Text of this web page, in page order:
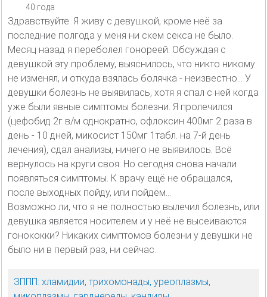
40 года
Здравствуйте. Я живу с девушкой, кроме неё за
последние полгода у меня ни скем секса не было.
Месяц назад я переболел гонореей. Обсуждая с
девушкой эту проблему, выяснилось, что никто никому
не изменял, и откуда взялась болячка - неизвестно... У
девушки болезнь не выявилась, хотя я спал с ней когда
уже были явные симптомы болезни. Я пролечился
(цефобид 2г в/м однократно, офлоксин 400мг 2 раза в
день - 10 дней, микосист 150мг 1табл. на 7-й день
лечения), сдал анализы, ничего не выявилось. Всё
вернулось на круги своя. Но сегодня снова начали
появляться симптомы. К врачу ещё не обращался,
после выходных пойду, или пойдём...
Возможно ли, что я не полностью вылечил болезнь, или
девушка является носителем и у неё не высеиваются
гонококки? Никаких симптомов болезни у девушки не
было ни в первый раз, ни сейчас.
ЗППП: хламидии, трихомонады, уреоплазмы,